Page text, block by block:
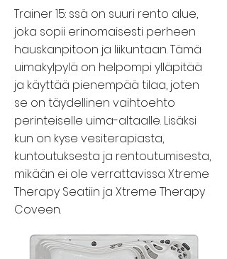
Trainer 15: ssä on suuri rento alue,
joka sopii erinomaisesti perheen
hauskanpitoon ja liikuntaan. Tämä
uimakylpylä on helpompi ylläpitää
ja käyttää pienempää tilaa, joten
se on täydellinen vaihtoehto
perinteiselle uima-altaalle. Lisäksi
kun on kyse vesiterapiasta,
kuntoutuksesta ja rentoutumisesta,
mikään ei ole verrattavissa Xtreme
Therapy Seatiin ja Xtreme Therapy
Coveen.